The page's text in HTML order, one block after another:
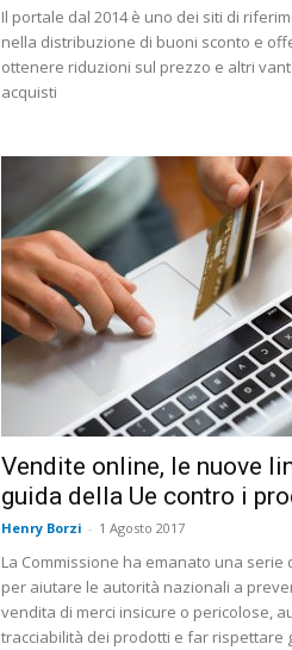
Il portale dal 2014 è uno dei siti di
nella distribuzione di buoni sconto e
ottenere riduzioni sul prezzo e altri
acquisti
Vendite online, le nuove
guida della Ue contro i
Henry Borzi - 1 Agosto 2017
La Commissione ha emanato una serie
per aiutare le autorità nazionali a
vendita di merci insicure o pericolose,
tracciabilità dei prodotti e far rispettare